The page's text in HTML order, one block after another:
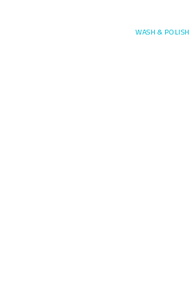
WASH & POLISH